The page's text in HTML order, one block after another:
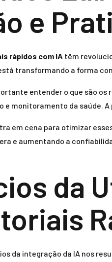
e
rápidos com IA têm
transformando a forma
entender o que são
e monitoramento da saúde.
em cena para otimizar
e aumentando a
da
da integração da IA nos